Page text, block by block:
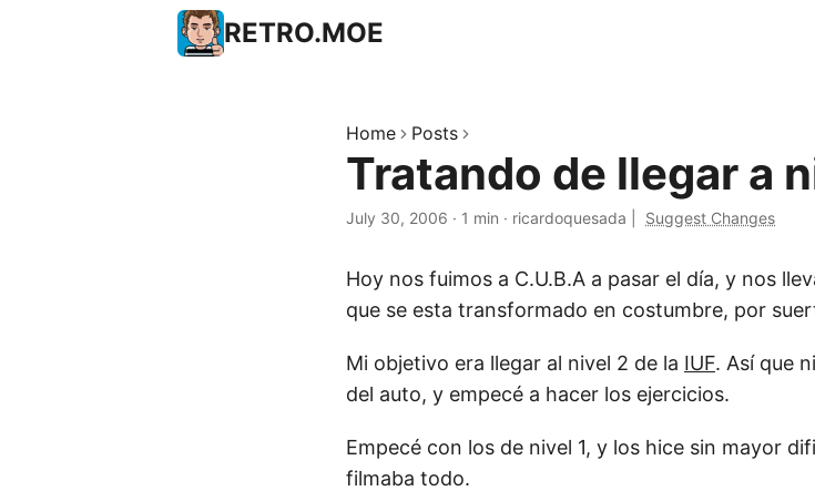
RETRO.MOE
Home Posts
Tratando de llegar a
July 30, 2006 · 1 min · ricardoquesada Suggest Changes
Hoy nos fuimos a C.U.B.A a pasar el día, y nos
que se esta transformado en costumbre, por
Mi objetivo era llegar al nivel 2 de la IUF. Así que
del auto, y empecé a hacer los ejercicios.
Empecé con los de nivel 1, y los hice sin mayor
filmaba todo.